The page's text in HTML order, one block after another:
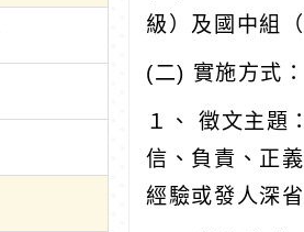
級）及國中組
(二) 實施方式：
１、 徵文主題
信、負責、正
經驗或發人深